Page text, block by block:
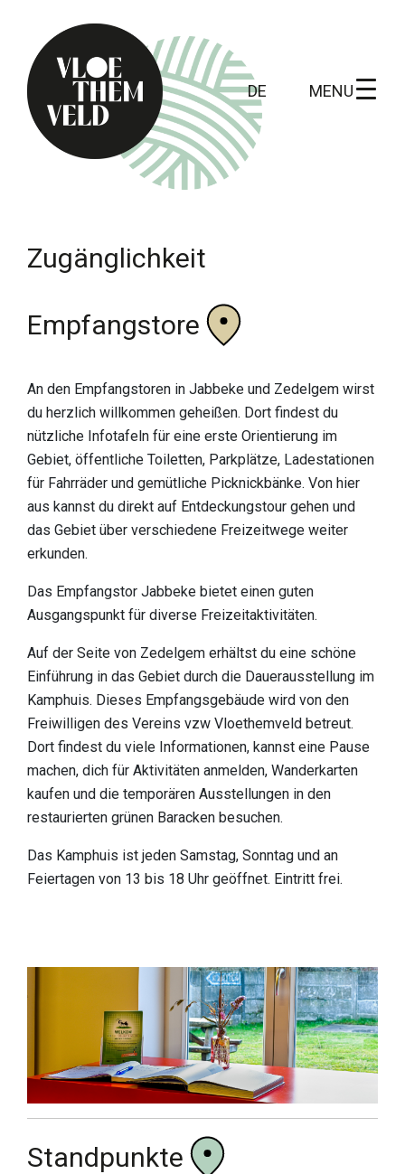
DE MENU
Zu erledigen
Alle Aktivitäten
Führungen
Kunst in Vloethemveld
entdecken
Europäische Spitzen-Natur
Kulturhistorische Landschaft
Eine faszinierende Geschichte
Buch Verborgene Perle
Praktische info
Empfangstore
Spielzone
Hunde
Essen & Trinken
Übernachten
Sehenswürdigkeiten in der Region
Unser Gebiet
Wissenschaftliche Forschung
Zugänglichkeit
Empfangstore
An den Empfangstoren in Jabbeke und Zedelgem wirst
du herzlich willkommen geheißen. Dort findest du
nützliche Infotafeln für eine erste Orientierung im
Gebiet, öffentliche Toiletten, Parkplätze, Ladestationen
für Fahrräder und gemütliche Picknickbänke. Von hier
aus kannst du direkt auf Entdeckungstour gehen und
das Gebiet über verschiedene Freizeitwege weiter
erkunden.
Das Empfangstor Jabbeke bietet einen guten
Ausgangspunkt für diverse Freizeitaktivitäten.
Auf der Seite von Zedelgem erhältst du eine schöne
Einführung in das Gebiet durch die Dauerausstellung im
Kamphuis. Dieses Empfangsgebäude wird von den
Freiwilligen des Vereins vzw Vloethemveld betreut.
Dort findest du viele Informationen, kannst eine Pause
machen, dich für Aktivitäten anmelden, Wanderkarten
kaufen und die temporären Ausstellungen in den
restaurierten grünen Baracken besuchen.
Das Kamphuis ist jeden Samstag, Sonntag und an
Feiertagen von 13 bis 18 Uhr geöffnet. Eintritt frei.
Standpunkte